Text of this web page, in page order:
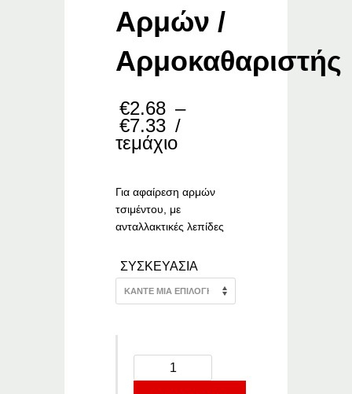
Αρμών /
Αρμοκαθαριστής
€2.68 –
€7.33 Price
range:
€7.33
/
τεμάχιο
Για αφαίρεση αρμών
τσιμέντου, με
ανταλλακτικές λεπίδες
ΣΥΣΚΕΥΑΣΙΑ